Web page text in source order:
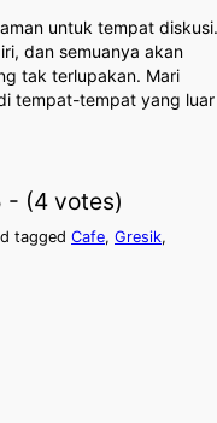
untuk tempat diskusi.
dan semuanya akan
tak terlupakan. Mari
tempat-tempat yang luar
- (4 votes)
tagged Cafe, Gresik,